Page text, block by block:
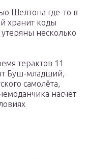
Шелтона где-то в
хранит коды
утеряны несколько
терактов 11
Буш-младший,
самолёта,
насчёт